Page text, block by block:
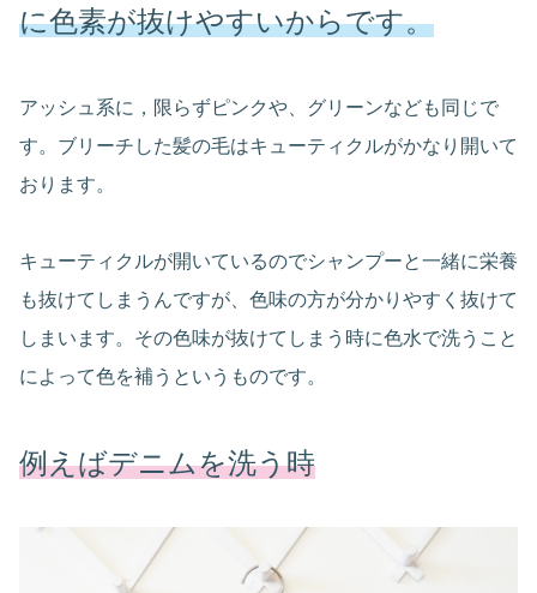
に色素が抜けやすいからです。
アッシュ系に，限らずピンクや、グリーンなども同じで
す。ブリーチした髪の毛はキューティクルがかなり開いて
おります。
キューティクルが開いているのでシャンプーと一緒に栄養
も抜けてしまうんですが、色味の方が分かりやすく抜けて
しまいます。その色味が抜けてしまう時に色水で洗うこと
によって色を補うというものです。
例えばデニムを洗う時